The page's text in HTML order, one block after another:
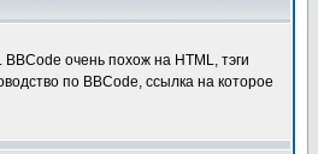
очень похож на HTML, тэги
по BBCode, ссылка на которое